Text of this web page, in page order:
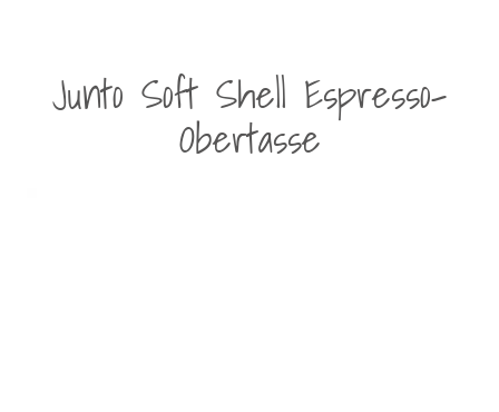
Junto Soft Shell Espresso-
Obertasse